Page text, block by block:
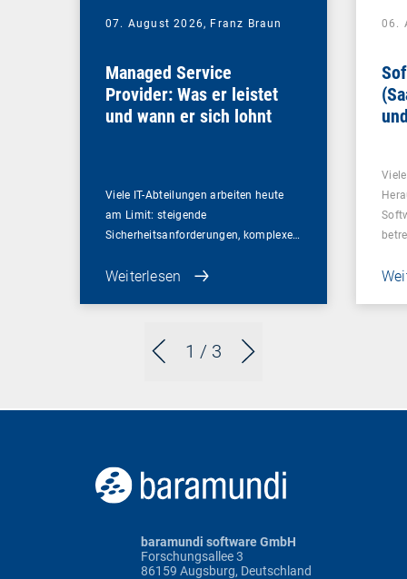
1 / 3
07. August 2026, Franz Braun
Managed Service
Provider: Was er leistet
und wann er sich lohnt
Viele IT-Abteilungen arbeiten heute
am Limit: steigende
Sicherheitsanforderungen, komplexe…
Weiterlesen
06.
baramundi software GmbH
Forschungsallee 3
86159 Augsburg, Deutschland